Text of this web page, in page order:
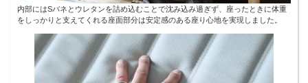
内部にはSバネとウレタンを詰め込むことで沈み込み過ぎず、座ったときに体重
をしっかりと支えてくれる座面部分は安定感のある座り心地を実現しました。